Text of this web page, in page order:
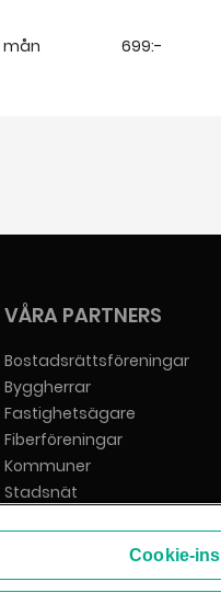
mån 699:-
VÅRA PARTNERS
Bostadsrättsföreningar
Byggherrar
Fastighetsägare
Fiberföreningar
Kommuner
Stadsnät
Cookie-